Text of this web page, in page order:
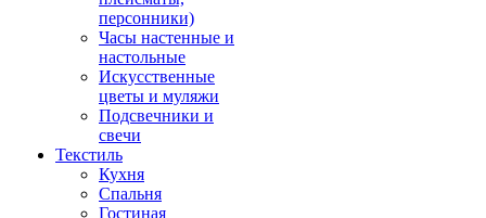
персонники)
Часы настенные и
настольные
Искусственные
цветы и муляжи
Подсвечники и
свечи
Текстиль
Кухня
Спальня
Гостиная